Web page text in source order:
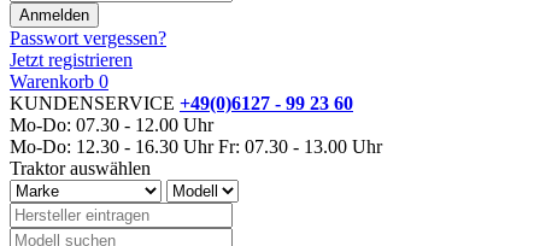
Passwort vergessen?
Jetzt registrieren
Warenkorb 0
KUNDENSERVICE +49(0)6127 - 99 23 60
Mo-Do: 07.30 - 12.00 Uhr
Mo-Do: 12.30 - 16.30 Uhr Fr: 07.30 - 13.00 Uhr
Traktor auswählen